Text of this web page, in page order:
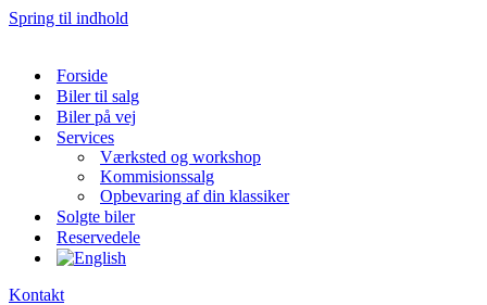
Spring til indhold
Forside
Biler til salg
Biler på vej
Services
Værksted og workshop
Kommisionssalg
Opbevaring af din klassiker
Solgte biler
Reservedele
Kontakt